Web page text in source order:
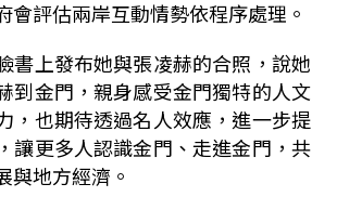
會評估兩岸互動情勢依程序處理。
書上發布她與張凌赫的合照，說她
到金門，親身感受金門獨特的人文
，也期待透過名人效應，進一步提
讓更多人認識金門、走進金門，共
與地方經濟。